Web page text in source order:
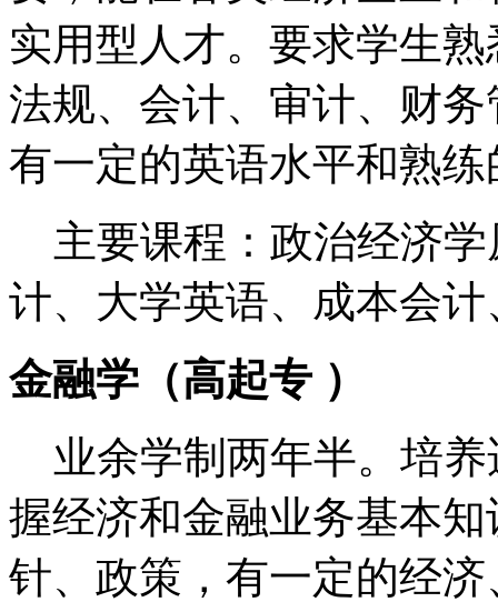
实用型人才。要求学生
法规、会计、审计、财
有一定的英语水平和
主要课程：政治经济学
计、大学英语、成本会
金融学（高起专 ）
业余学制两年半。培养
握经济和金融业务基本
针、政策，有一定的经